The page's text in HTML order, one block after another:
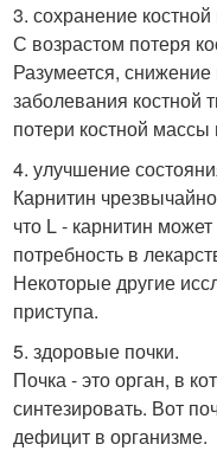
3. сохранение
С возрастом потеря
Разумеется,
заболевания костной
потери костной массы
4. улучшение
Карнитин
что L - карнитин
потребность в
Некоторые другие
приступа.
5. здоровые почки.
Почка - это орган, в
синтезировать. Вот
дефицит в организме.